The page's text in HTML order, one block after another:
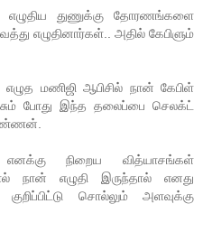
எழுதிய துணுக்கு தோரணங்களை
எழுதினார்கள்.. அதில் கேபிளும்
மணிஜி ஆபிசில் நான் கேபிள்
போது இந்த தலைப்பை செலக்ட்
எனக்கு நிறைய வித்யாசங்கள்
நான் எழுதி இருந்தால் எனது
சொல்லும் அளவுக்கு